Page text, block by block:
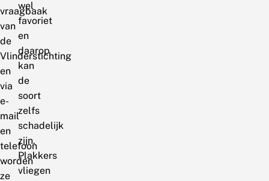
vraagbaak
van
de
Vlinderstichting
en
via
e-
mail
en
telefoon
worden
ze
wel
favoriet
en
daarop
kan
de
soort
zelfs
schadelijk
zijn.
Plakkers
vliegen